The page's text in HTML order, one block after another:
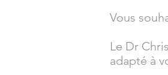
Vous
Le Dr
adapté à